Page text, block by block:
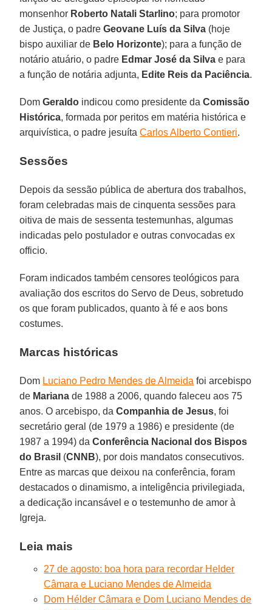
monsenhor Roberto Natali Starlino; para promotor
de Justiça, o padreGeovane Luís da Silva (hoje
bispo auxiliar de Belo Horizonte); para a função de
notário atuário, o padre Edmar José da Silva e para
a função de notária adjunta, Edite Reis da Paciência.
DomGeraldo indicou como presidente daComissão
Histórica, formada por peritos em matéria histórica e
arquivística, o padre jesuítaCarlos Alberto Contieri.
Sessões
Depois da sessão pública de abertura dos trabalhos,
foram celebradas mais de cinquenta sessões para
oitiva de mais de sessenta testemunhas, algumas
indicadas pelo postulador e outras convocadas ex
officio.
Foram indicados também censores teológicos para
avaliação dos escritos do Servo de Deus, sobretudo
os que foram publicados, quanto à fé e aos bons
costumes.
Marcas históricas
Dom Luciano Pedro Mendes de Almeida foi arcebispo
de Mariana de 1988 a 2006, quando faleceu aos 75
anos. O arcebispo, daCompanhia de Jesus, foi
secretário geral (de 1979 a 1986) e presidente (de
1987 a 1994) daConferência Nacional dos Bispos
do Brasil (CNNB), por dois mandatos consecutivos.
Entre as marcas que deixou na conferência, foram
destacados o dinamismo, a inteligência privilegiada,
a dedicação incansável e o testemunho de amor à
Igreja.
Leia mais
27 de agosto: boa hora para recordar Helder
Câmara e Luciano Mendes de Almeida
Dom Hélder Câmara e Dom Luciano Mendes de